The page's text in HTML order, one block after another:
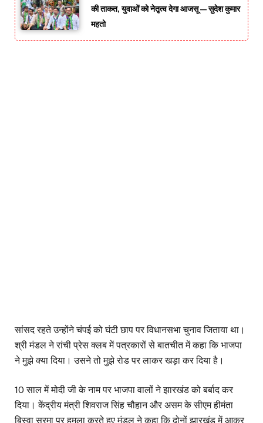
की ताकत, युवाओं को नेतृत्व देगा आजसू — सुदेश कुमार
महतो
सांसद रहते उन्होंने चंपई को घंटी छाप पर विधानसभा चुनाव जिताया था।
श्री मंडल ने रांची प्रेस क्लब में पत्रकारों से बातचीत में कहा कि भाजपा
ने मुझे क्या दिया। उसने तो मुझे रोड पर लाकर खड़ा कर दिया है।
10 साल में मोदी जी के नाम पर भाजपा वालों ने झारखंड को बर्बाद कर
दिया। केंद्रीय मंत्री शिवराज सिंह चौहान और असम के सीएम हीमंता
बिस्वा सरमा पर हमला करते हुए मंडल ने कहा कि दोनों झारखंड में आकर